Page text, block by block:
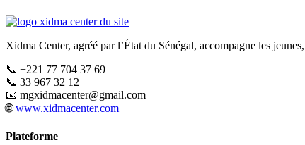
Xidma Center, agréé par l’État du Sénégal, accompagne les
📞 +221 77 704 37 69
📞 33 967 32 12
📧 mgxidmacenter@gmail.com
🌐www.xidmacenter.com
Plateforme